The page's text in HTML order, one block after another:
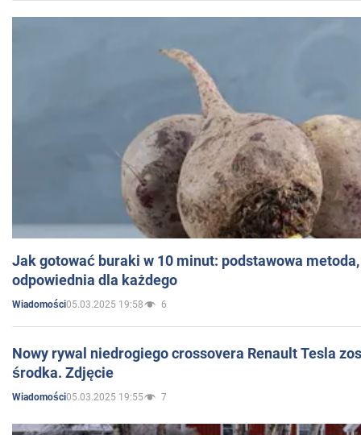
Jak gotować buraki w 10 minut: podstawowa
odpowiednia dla każdego
Wiadomości05.03.2025 19:58 6
Nowy rywal niedrogiego crossovera Renault Tesla
środka. Zdjęcie
Wiadomości05.03.2025 19:55 7